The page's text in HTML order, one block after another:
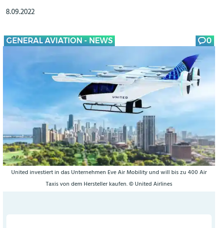
8.09.2022
GENERAL AVIATION - NEWS 0
United investiert in das Unternehmen Eve Air Mobility und will bis zu 400 Air
Taxis von dem Hersteller kaufen. © United Airlines